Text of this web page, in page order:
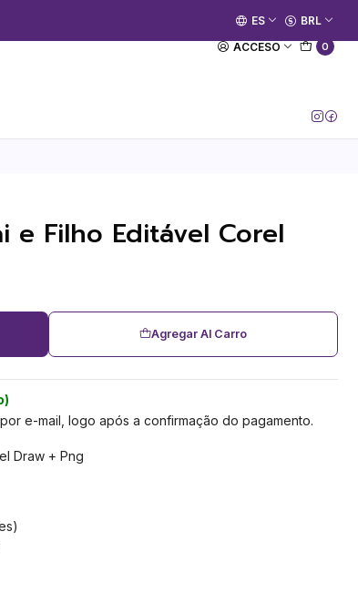
ACCESO 0
[Entrar no Canal]
ES BRL
e Filho Editável Corel
Agregar Al Carro
e-mail, logo após a confirmação do pagamento.
Draw + Png